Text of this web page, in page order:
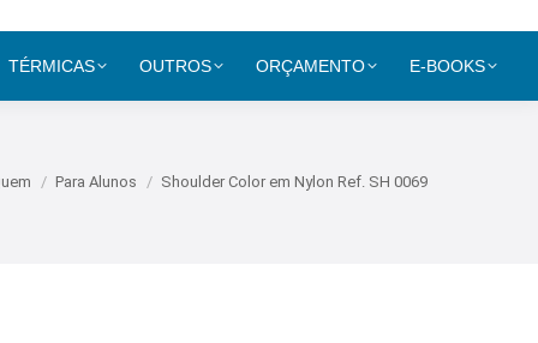
TÉRMICAS OUTROS ORÇAMENTO E-BOOKS
Para Alunos Shoulder Color em Nylon Ref. SH 0069